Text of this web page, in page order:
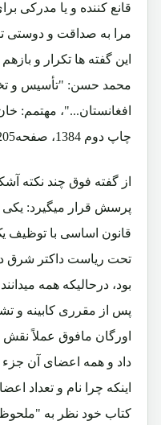
قانع کننده و یا مدرکی
مرا به صداقت و دوستی
این گفته ها تکرار و
محمد حسن: "تأسیس و
افغانستان..."، مهتمم:
چاپ دوم 1384، صفحه205 ـ 206)
از گفته فوق چند نکته
پرسش قرار میگیرد: یکی
قانون اساسی با
تحت ریاست داکتر شرق
بود، درحالیکه همه
پس از مقرری کابینه و
اورگان مافوق عملاً
داد و همه اعضای آن
اینکه چرا نام و تعداد
کتاب خود نظر به